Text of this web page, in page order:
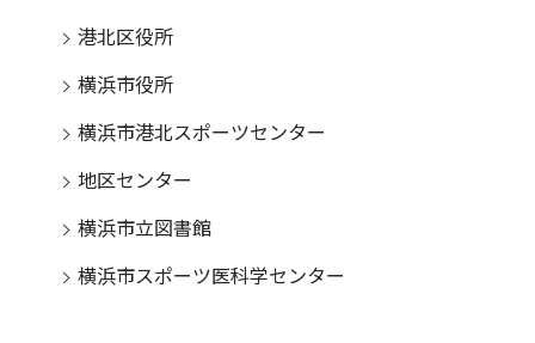
港北区役所
横浜市役所
横浜市港北スポーツセンター
地区センター
横浜市立図書館
横浜市スポーツ医科学センター